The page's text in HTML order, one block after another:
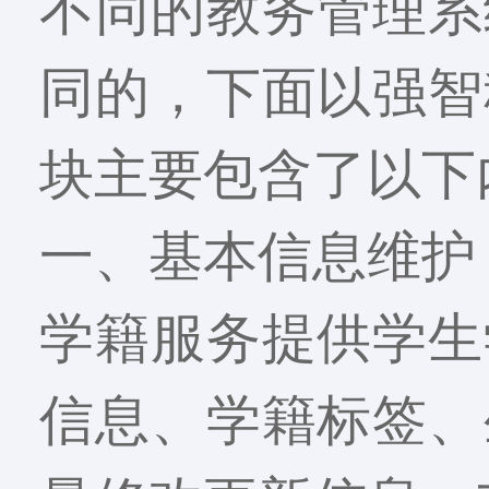
同的，下面以强
块主要包含了以
一、基本信息维护
学籍服务提供学
信息、学籍标签